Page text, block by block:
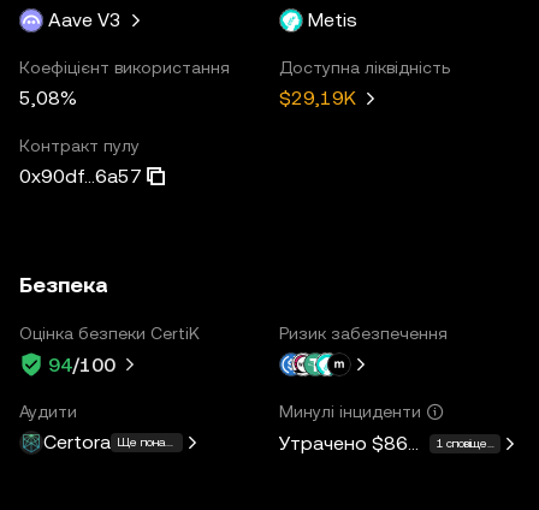
Aave V3 Metis
Коефіцієнт використання
5,08%
Доступна ліквідність
$29,19K
Контракт пулу
0x90df...6a57
Безпека
Оцінка безпеки CertiK
94/100
Ризик забезпечення
Аудити
Certora Ще понад 15
Минулі інциденти
Утрачено $862K 1 сповіщення